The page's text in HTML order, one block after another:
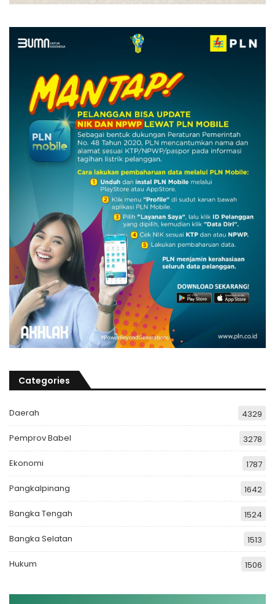
Categories
Daerah 4329
Pemprov Babel 3278
Ekonomi 1787
Pangkalpinang 1642
Bangka Tengah 1524
Bangka Selatan 1513
Hukum 1506